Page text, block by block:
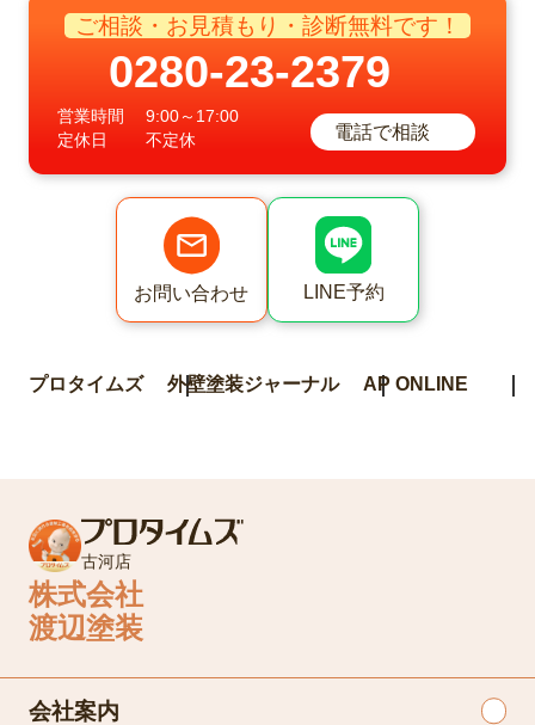
ご相談・お見積もり・診断無料です！
0280-23-2379
営業時間
9:00～17:00
定休日
不定休 電話で相談
お問い合わせ LINE予約
プロタイムズ 外壁塗装ジャーナル AP ONLINE
古河店
株式会社
渡辺塗装
会社案内